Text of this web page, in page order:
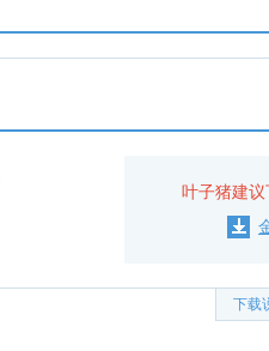
叶子猪建
下载